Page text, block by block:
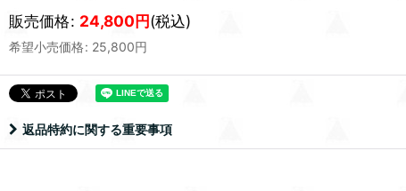
販売価格: 24,800円(税込)
希望小売価格: 25,800円
返品特約に関する重要事項